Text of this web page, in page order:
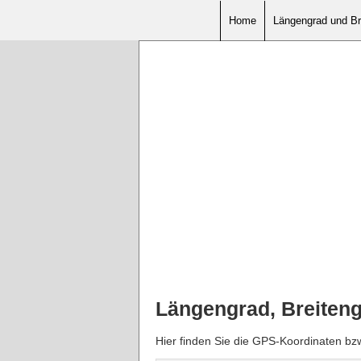
Home Längengrad und
Längengrad,
Hier finden Sie die GPS-Koordinaten